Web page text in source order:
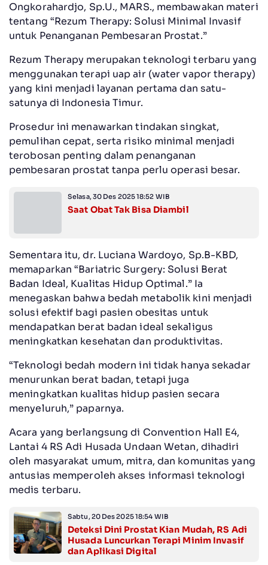
Ongkorahardjo, Sp.U., MARS., membawakan materi
tentang “Rezum Therapy: Solusi Minimal Invasif
untuk Penanganan Pembesaran Prostat.”
Rezum Therapy merupakan teknologi terbaru yang
menggunakan terapi uap air (water vapor therapy)
yang kini menjadi layanan pertama dan satu-
satunya di Indonesia Timur.
Prosedur ini menawarkan tindakan singkat,
pemulihan cepat, serta risiko minimal menjadi
terobosan penting dalam penanganan
pembesaran prostat tanpa perlu operasi besar.
Selasa, 30 Des 2025 18:52 WIB
Saat Obat Tak Bisa Diambil
Sementara itu, dr. Luciana Wardoyo, Sp.B-KBD,
memaparkan “Bariatric Surgery: Solusi Berat
Badan Ideal, Kualitas Hidup Optimal.” Ia
menegaskan bahwa bedah metabolik kini menjadi
solusi efektif bagi pasien obesitas untuk
mendapatkan berat badan ideal sekaligus
meningkatkan kesehatan dan produktivitas.
“Teknologi bedah modern ini tidak hanya sekadar
menurunkan berat badan, tetapi juga
meningkatkan kualitas hidup pasien secara
menyeluruh,” paparnya.
Acara yang berlangsung di Convention Hall E4,
Lantai 4 RS Adi Husada Undaan Wetan, dihadiri
oleh masyarakat umum, mitra, dan komunitas yang
antusias memperoleh akses informasi teknologi
medis terbaru.
Sabtu, 20 Des 2025 18:54 WIB
Deteksi Dini Prostat Kian Mudah, RS Adi
Husada Luncurkan Terapi Minim Invasif
dan Aplikasi Digital